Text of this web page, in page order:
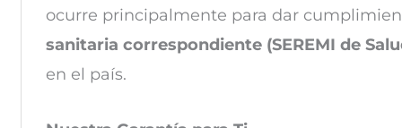
ocurre principalmente para dar
sanitaria correspondiente (SEREMI de
en el país.